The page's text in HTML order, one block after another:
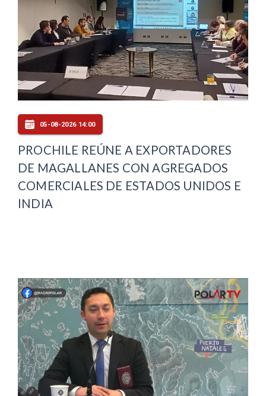
05-08-2026 14:00
PROCHILE REÚNE A EXPORTADORES
DE MAGALLANES CON AGREGADOS
COMERCIALES DE ESTADOS UNIDOS E
INDIA